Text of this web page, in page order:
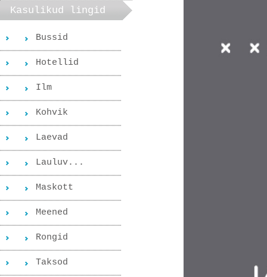
Kasulikud lingid
Bussid
Hotellid
Ilm
Kohvik
Laevad
Lauluv...
Maskott
Meened
Rongid
Taksod